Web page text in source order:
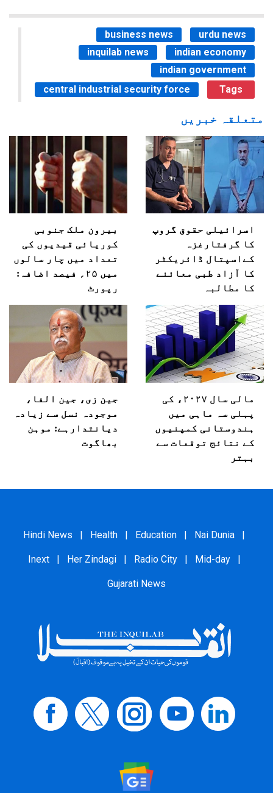
business news
urdu news
inquilab news
indian economy
indian government
central industrial security force
Tags
متعلقہ خبریں
اسرائیلی حقوق گروپ
کا گرفتارغزہ
کےاسپتال ڈائریکٹر
کا آزاد طبی معائنے
کا مطالبہ
بیرون ملک جنوبی
کوریائی قیدیوں کی
تعداد میں چار سالوں
میں ۲۵؍ فیصد اضافہ:
رپورٹ
مالی سال ۲۰۲۷ء کی
پہلی سہ ماہی میں
ہندوستانی کمپنیوں
کے نتائج توقعات سے
بہتر
جین زی، جین الفا،
موجودہ نسل سے زیادہ
دیانتدارہے: موہن
بھاگوت
Hindi News | Health | Education | Nai Dunia |
Inext | Her Zindagi | Radio City | Mid-day |
Gujarati News